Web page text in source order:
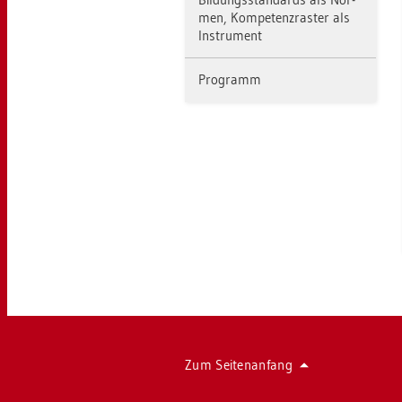
men, Kom­pe­tenz­ras­ter als
In­stru­ment
Pro­gramm
Zum Sei­ten­an­fang